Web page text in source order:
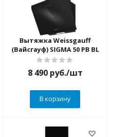
Вытяжка Weissgauff
(Вайсгауф) SIGMA 50 PB BL
8 490руб./шт
В корзину